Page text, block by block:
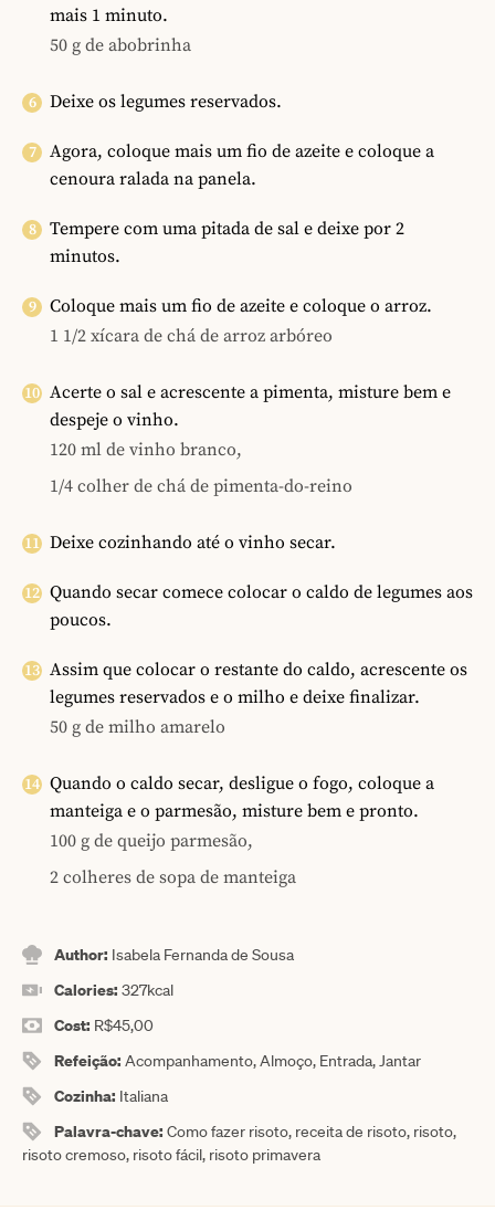
mais 1 minuto.
50 g de abobrinha
Deixe os legumes reservados.
Agora, coloque mais um fio de azeite e coloque a
cenoura ralada na panela.
Tempere com uma pitada de sal e deixe por 2
minutos.
Coloque mais um fio de azeite e coloque o arroz.
1 1/2 xícara de chá de arroz arbóreo
Acerte o sal e acrescente a pimenta, misture bem e
despeje o vinho.
120 ml de vinho branco,
1/4 colher de chá de pimenta-do-reino
Deixe cozinhando até o vinho secar.
Quando secar comece colocar o caldo de legumes aos
poucos.
Assim que colocar o restante do caldo, acrescente os
legumes reservados e o milho e deixe finalizar.
50 g de milho amarelo
Quando o caldo secar, desligue o fogo, coloque a
manteiga e o parmesão, misture bem e pronto.
100 g de queijo parmesão,
2 colheres de sopa de manteiga
Author: Isabela Fernanda de Sousa
Calories:327kcal
Cost: R$45,00
Refeição:Acompanhamento, Almoço, Entrada, Jantar
Cozinha: Italiana
Palavra-chave:Como fazer risoto, receita de risoto, risoto,
risoto cremoso, risoto fácil, risoto primavera